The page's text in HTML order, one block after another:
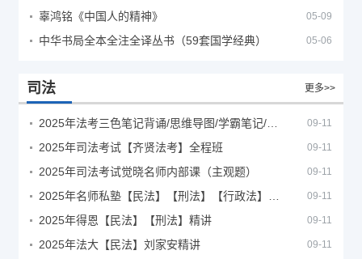
辜鸿铭《中国人的精神》 05-09
中华书局全本全注全译丛书（59套国学经典） 05-06
司法 更多>>
09-11
2025年司法考试【齐贤法考】全程班 09-11
2025年司法考试觉晓名师内部课（主观题） 09-11
09-11
2025年得恩【民法】【刑法】精讲 09-11
2025年法大【民法】刘家安精讲 09-11